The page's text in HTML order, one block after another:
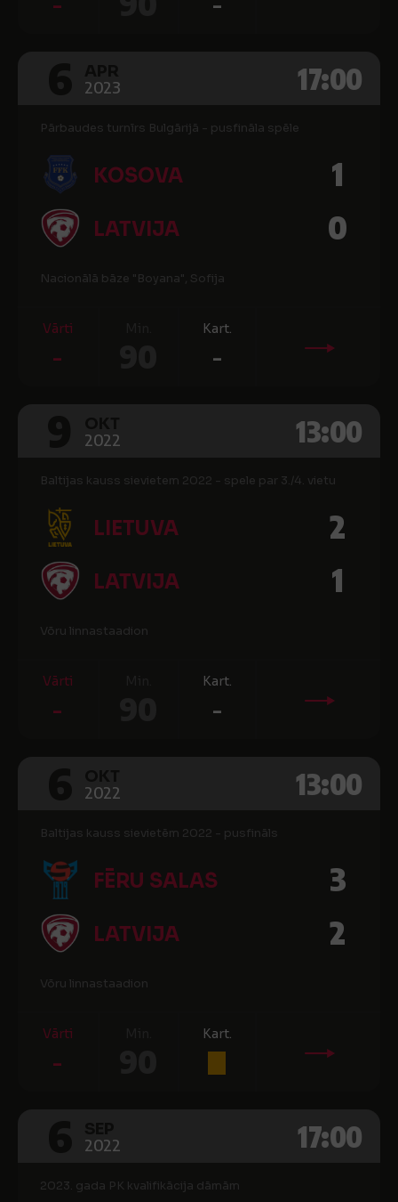
2023 17:00
Pārbaudes turnīrs Bulgārijā - pusfināla spēle
KOSOVA 1
LATVIJA 0
Nacionālā bāze "Boyana", Sofija
Vārti
-
Kart.
-
2022 13:00
Baltijas kauss sievietem 2022 - spele par 3./4. vietu
LIETUVA 2
LATVIJA 1
Võru linnastaadion
Vārti
-
Kart.
-
2022 13:00
Baltijas kauss sievietēm 2022 - pusfināls
FĒRU SALAS 3
LATVIJA 2
Võru linnastaadion
Vārti
-
Kart.
2022 17:00
2023. gada PK kvalifikācija dāmām